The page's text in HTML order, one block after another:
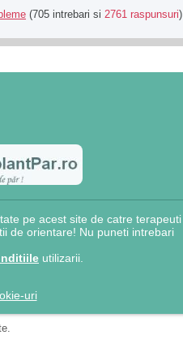
(705 intrebari si 2761 raspunsuri)
pe acest site de catre terapeuti
de orientare! Nu puneti intrebari
utilizarii.
uri